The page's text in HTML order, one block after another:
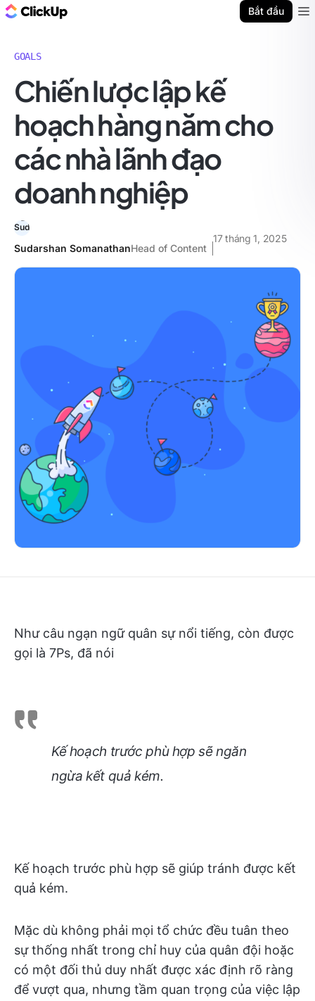
Bắt đầu
GOALS
Chiến lược lập kế
hoạch hàng năm cho
các nhà lãnh đạo
doanh nghiệp
Sudarshan SomanathanHead of Content
17 tháng 1, 2025
Như câu ngạn ngữ quân sự nổi tiếng, còn được
gọi là 7Ps, đã nói
Kế hoạch trước phù hợp sẽ ngăn
ngừa kết quả kém.
Kế hoạch trước phù hợp sẽ giúp tránh được kết
quả kém.
Mặc dù không phải mọi tổ chức đều tuân theo
sự thống nhất trong chỉ huy của quân đội hoặc
có một đối thủ duy nhất được xác định rõ ràng
để vượt qua, nhưng tầm quan trọng của việc lập